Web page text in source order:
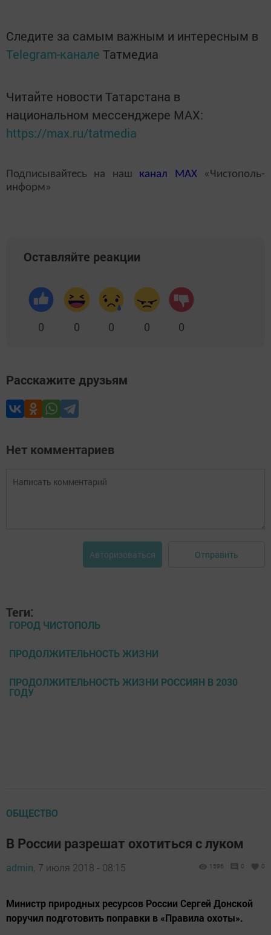
Следите за самым важным и интересным в
Telegram-канале Татмедиа
Читайте новости Татарстана в
национальном мессенджере MАХ:
https://max.ru/tatmedia
Подписывайтесь на наш канал MAX«Чистополь-
информ»
Оставляйте реакции
0 0 0 0 0
Расскажите друзьям
Нет комментариев
Авторизоваться Отправить
Теги:
ГОРОД ЧИСТОПОЛЬ
ПРОДОЛЖИТЕЛЬНОСТЬ ЖИЗНИ
ПРОДОЛЖИТЕЛЬНОСТЬ ЖИЗНИ РОССИЯН В 2030
ГОДУ
ОБЩЕСТВО
В России разрешат охотиться с луком
admin, 7 июля 2018 - 08:15 1596 0 0
Министр природных ресурсов России Сергей Донской
поручил подготовить поправки в «Правила охоты».